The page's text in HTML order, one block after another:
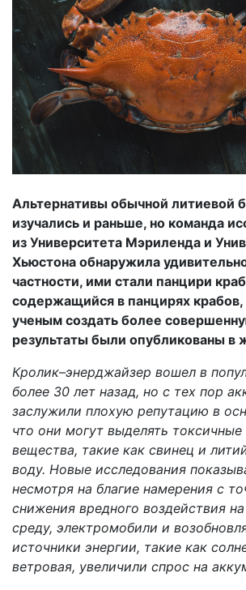
Альтернативы обычной литиевой
изучались и раньше, но команда
из Университета Мэриленда и
Хьюстона обнаружила
частности, ими стали панцири
содержащийся в панцирях
ученым создать более
результаты были опубликованы в
Кролик–энерджайзер вошел в
более 30 лет назад, но с тех пор
заслужили плохую репутацию в
что они могут выделять
вещества, такие как свинец и
воду. Новые исследования
несмотря на благие намерения с
снижения вредного воздействия
среду, электромобили и
источники энергии, такие как
ветровая, увеличили спрос на